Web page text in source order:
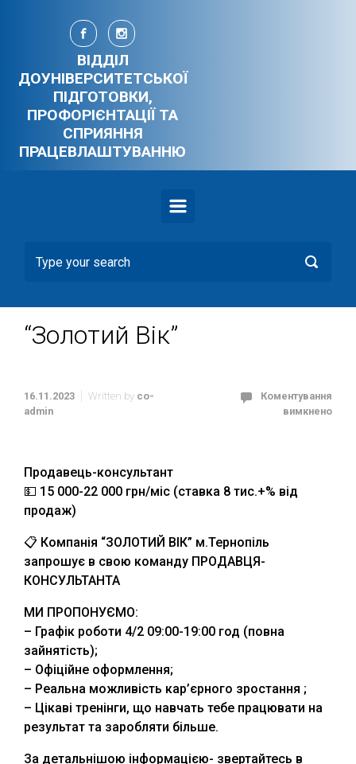
Skip to main content
ВІДДІЛ
ДОУНІВЕРСИТЕТСЬКОЇ
ПІДГОТОВКИ,
ПРОФОРІЄНТАЦІЇ ТА
СПРИЯННЯ
ПРАЦЕВЛАШТУВАННЮ
“Золотий Вік”
16.11.2023 Written by co-
admin
Коментування
вимкнено
Продавець-консультант
💵 15 000-22 000 грн/міс (ставка 8 тис.+% від
продаж)
📋 Компанія “ЗОЛОТИЙ ВІК” м.Тернопіль
запрошує в свою команду ПРОДАВЦЯ-
КОНСУЛЬТАНТА
МИ ПРОПОНУЄМО:
– Графік роботи 4/2 09:00-19:00 год (повна
зайнятість);
– Офіційне оформлення;
– Реальна можливість кар’єрного зростання ;
– Цікаві тренінги, що навчать тебе працювати на
результат та заробляти більше.
За детальнішою інформацією- звертайтесь в